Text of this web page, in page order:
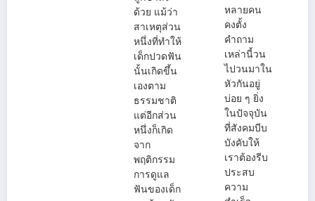
ด้วย แม้ว่า
สาเหตุส่วน
หนึ่งที่ทำให้
เด็กปวดฟัน
นั้นเกิดขึ้น
เองตาม
ธรรมชาติ
แต่อีกส่วน
หนึ่งก็เกิด
จาก
พฤติกรรม
การดูแล
ฟันของเด็ก
หลายคน
คงตั้ง
คำถาม
เหล่านี้วน
ไปวนมาใน
หัวกันอยู่
บ่อย ๆ ยิ่ง
ในปัจจุบัน
ที่สังคมบีบ
บังคับให้
เราต้องรีบ
ประสบ
ความ